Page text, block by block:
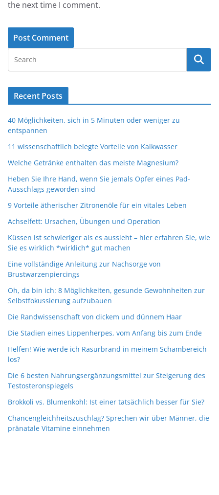
the next time I comment.
Recent Posts
40 Möglichkeiten, sich in 5 Minuten oder weniger zu
entspannen
11 wissenschaftlich belegte Vorteile von Kalkwasser
Welche Getränke enthalten das meiste Magnesium?
Heben Sie Ihre Hand, wenn Sie jemals Opfer eines Pad-
Ausschlags geworden sind
9 Vorteile ätherischer Zitronenöle für ein vitales Leben
Achselfett: Ursachen, Übungen und Operation
Küssen ist schwieriger als es aussieht – hier erfahren Sie, wie
Sie es wirklich *wirklich* gut machen
Eine vollständige Anleitung zur Nachsorge von
Brustwarzenpiercings
Oh, da bin ich: 8 Möglichkeiten, gesunde Gewohnheiten zur
Selbstfokussierung aufzubauen
Die Randwissenschaft von dickem und dünnem Haar
Die Stadien eines Lippenherpes, vom Anfang bis zum Ende
Helfen! Wie werde ich Rasurbrand in meinem Schambereich
los?
Die 6 besten Nahrungsergänzungsmittel zur Steigerung des
Testosteronspiegels
Brokkoli vs. Blumenkohl: Ist einer tatsächlich besser für Sie?
Chancengleichheitszuschlag? Sprechen wir über Männer, die
pränatale Vitamine einnehmen